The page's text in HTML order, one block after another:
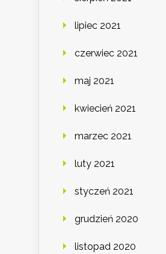
lipiec 2021
czerwiec 2021
maj 2021
kwiecień 2021
marzec 2021
luty 2021
styczeń 2021
grudzień 2020
listopad 2020